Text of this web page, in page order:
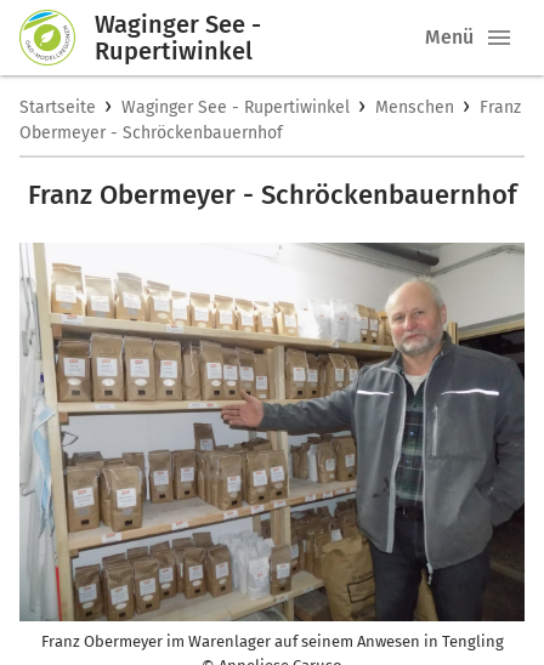
Waginger See -
Rupertiwinkel
Menü
Startseite › Waginger See - Rupertiwinkel › Menschen › Franz
Obermeyer - Schröckenbauernhof
Franz Obermeyer - Schröckenbauernhof
Franz Obermeyer im Warenlager auf seinem Anwesen in Tengling